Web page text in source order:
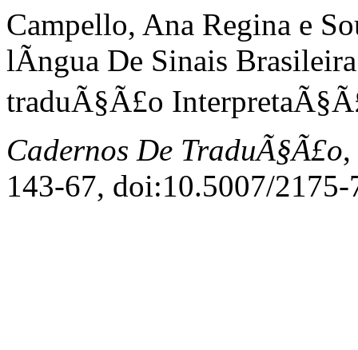
Campello, Ana Regina e
lÃ­ngua De Sinais
traduÃ§Ã£o
Cadernos De TraduÃ§Ã£o
143-67, doi:10.5007/